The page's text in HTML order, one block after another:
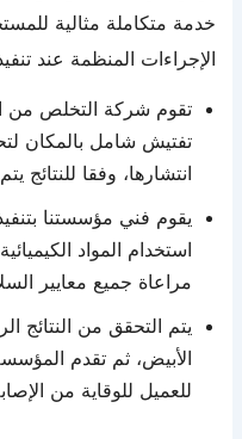
خدمة متكاملة مثالية
الإجراءات المنظمة عند
تقوم شركة التخلص من
تفتيش شامل بالمكان
انتشارها، وفقا للنتائج
يقوم فني مؤسستنا
استخدام المواد
مراعاة جميع معايير
يتم التحقق من النتائج
الأبيض، ثم تقدم
للعميل للوقاية من